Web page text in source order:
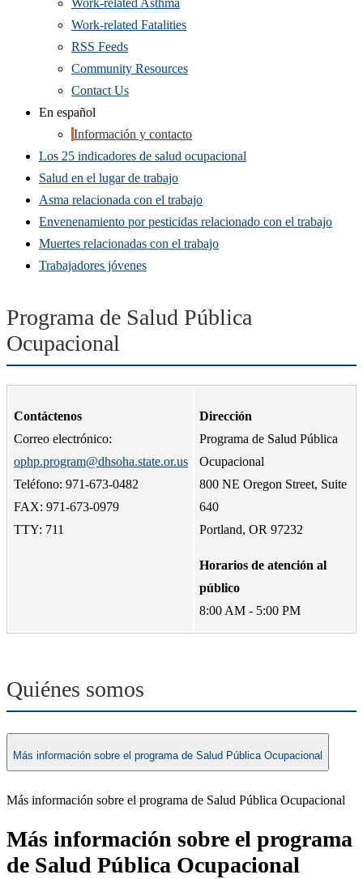
Work-related Fatalities
RSS Feeds
Community Resources
Contact Us
En español
Información y contacto
Los 25 indicadores de salud ocupacional
Salud en el lugar de trabajo
Asma relacionada con el trabajo
Envenenamiento por pesticidas relacionado con el trabajo
Muertes relacionadas con el trabajo
Trabajadores jóvenes
Programa de Salud Pública
Ocupacional
Contáctenos
Correo electrónico:
ophp.program@dhsoha.state.or.us
Teléfono: 971-673-0482
FAX: 971-673-0979
TTY: 711
Dirección
Programa de Salud Pública
Ocupacional
800 NE Oregon Street, Suite
640
Portland, OR 97232
Horarios de atención al
público
8:00 AM - 5:00 PM
Quiénes somos
Más información sobre el programa de Salud Pública Ocupacional
Más información sobre el programa de Salud Pública Ocupacional
​Más información sobre el programa
de Salud Pública Ocupacional